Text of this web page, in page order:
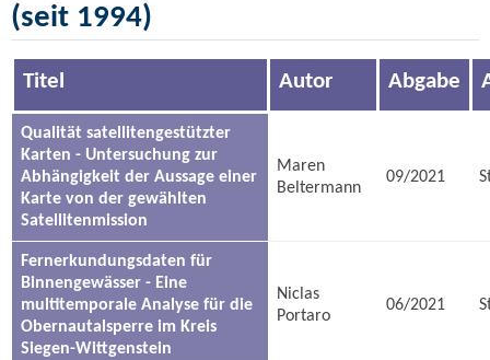
(seit 1994)
Titel Autor Abgabe
Qualität satellitengestützter
Karten - Untersuchung zur
Abhängigkeit der Aussage einer
Karte von der gewählten
Satellitenmission
Maren
Beltermann
09/2021
Fernerkundungsdaten für
Binnengewässer - Eine
multitemporale Analyse für die
Obernautalsperre im Kreis
Siegen-Wittgenstein
Niclas
Portaro
06/2021